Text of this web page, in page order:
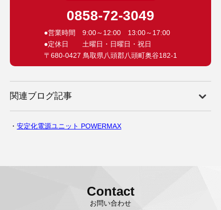
0858-72-3049
●営業時間 9:00～12:00 13:00～17:00
●定休日 土曜日・日曜日・祝日
〒680-0427 鳥取県八頭郡八頭町奥谷182-1
関連ブログ記事
安定化電源ユニット POWERMAX
Contact
お問い合わせ